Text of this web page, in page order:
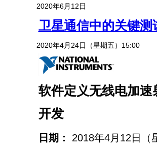
2020年6月12日
卫星通信中的关键测
2020年4月24日（星期五）15:00
软件定义无线电加
开发
日期：
2018年4月12日（